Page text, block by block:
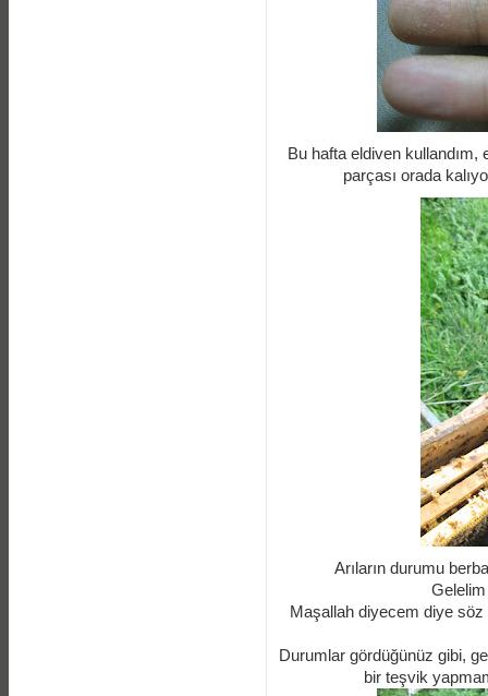
Bu hafta eldiven
parçası orada
Arıların durumu
Gelelim
Maşallah diyecem diye söz
Durumlar gördüğünüz gibi,
bir teşvik